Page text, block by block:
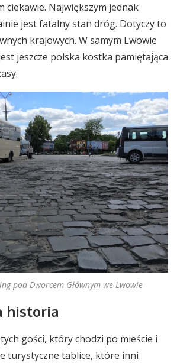
ciekawie. Największym jednak
jest fatalny stan dróg. Dotyczy to
krajowych. W samym Lwowie
jeszcze polska kostka pamiętająca
pod Dworcem Głównym we Lwowie
historia
gości, który chodzi po mieście i
turystyczne tablice, które inni